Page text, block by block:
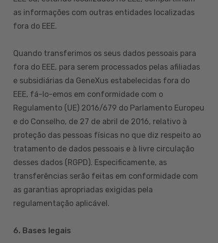
as informações com outras entidades localizadas
fora do EEE.
Quando transferimos os seus dados pessoais para
fora do EEE, para serem processados pelas afiliadas
e subsidiárias da GeneXus estabelecidas fora do
EEE, fá-lo-emos em conformidade com o
Regulamento (UE) 2016/679 do Parlamento Europeu
e do Conselho, de 27 de abril de 2016, relativo à
proteção das pessoas físicas no que diz respeito ao
tratamento de dados pessoais e à livre circulação
desses dados (RGPD). Especificamente, as
transferências serão feitas em conformidade com
as garantias apropriadas exigidas pela
regulamentação aplicável.
6. Bases legais